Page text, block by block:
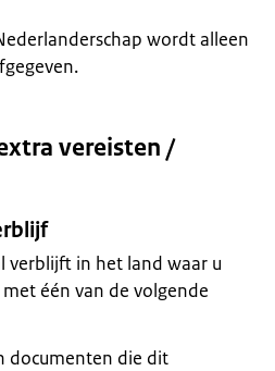
wordt alleen
vereisten /
verblijft in het land waar u
één van de volgende
documenten die dit